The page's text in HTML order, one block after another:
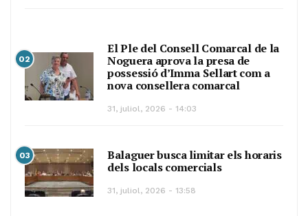
02
El Ple del Consell Comarcal de la
Noguera aprova la presa de
possessió d’Imma Sellart com a
nova consellera comarcal
31, juliol, 2026 - 14:03
03
Balaguer busca limitar els horaris
dels locals comercials
31, juliol, 2026 - 13:58